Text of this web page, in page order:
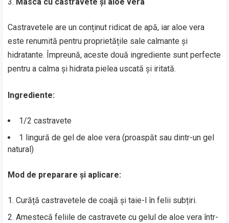
Castravetele are un conținut ridicat de apă, iar aloe vera
este renumită pentru proprietățile sale calmante și
hidratante. Împreună, aceste două ingrediente sunt perfecte
pentru a calma și hidrata pielea uscată și iritată.
Ingrediente:
1/2 castravete
1 lingură de gel de aloe vera (proaspăt sau dintr-un gel
natural)
Mod de preparare și aplicare:
Curăță castravetele de coajă și taie-l în felii subțiri.
Amestecă feliile de castravete cu gelul de aloe vera într-